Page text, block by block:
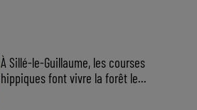
À Sillé-le-Guillaume, les courses
hippiques font vivre la forêt le...